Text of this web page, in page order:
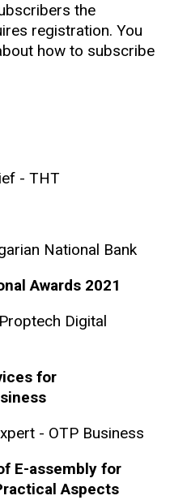
the
registration. You
how to subscribe
- THT
National Bank
Awards 2021
Digital
for
- OTP Business
E-assembly for
Aspects